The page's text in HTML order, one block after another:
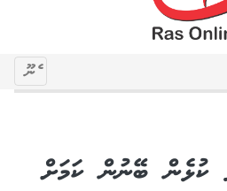
މެނޫ
ބޭނުން ކަމަށް